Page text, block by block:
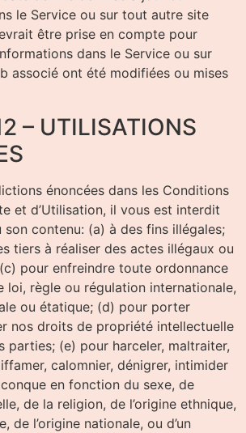
le Service ou sur tout autre site
être prise en compte pour
dans le Service ou sur
associé ont été modifiées ou mises
– UTILISATIONS
énoncées dans les Conditions
et d’Utilisation, il vous est interdit
son contenu: (a) à des fins illégales;
tiers à réaliser des actes illégaux ou
pour enfreindre toute ordonnance
loi, règle ou régulation internationale,
ou étatique; (d) pour porter
nos droits de propriété intellectuelle
parties; (e) pour harceler, maltraiter,
calomnier, dénigrer, intimider
en fonction du sexe, de
de la religion, de l’origine ethnique,
de l’origine nationale, ou d’un